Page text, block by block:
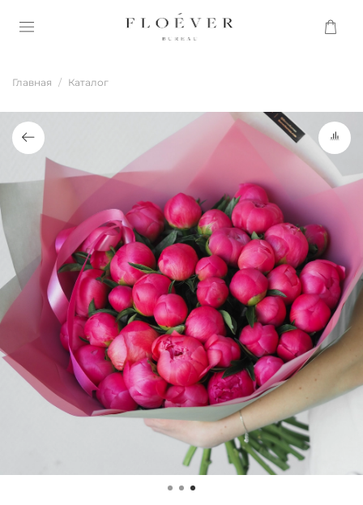
Главная Каталог